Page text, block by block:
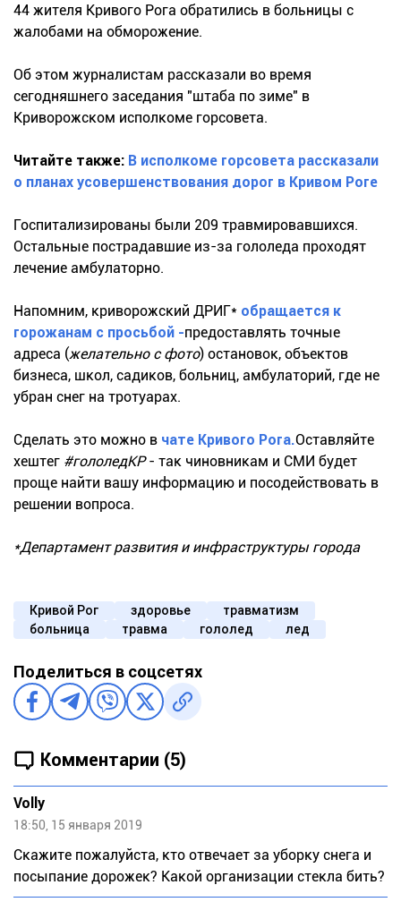
44 жителя Кривого Рога обратились в больницы с
жалобами на обморожение.
Об этом журналистам рассказали во время
сегодняшнего заседания "штаба по зиме" в
Криворожском исполкоме горсовета.
Читайте также: В исполкоме горсовета рассказали
о планах усовершенствования дорог в Кривом Роге
Госпитализированы были 209 травмировавшихся.
Остальные пострадавшие из-за гололеда проходят
лечение амбулаторно.
Напомним, криворожский ДРИГ* обращается к
горожанам с просьбой -предоставлять точные
адреса (желательно с фото) остановок, объектов
бизнеса, школ, садиков, больниц, амбулаторий, где не
убран снег на тротуарах.
Сделать это можно в чате Кривого Рога.Оставляйте
хештег #гололедКР- так чиновникам и СМИ будет
проще найти вашу информацию и посодействовать в
решении вопроса.
*Департамент развития и инфраструктуры города
Кривой Рог здоровье
травматизм
больница
травма гололед лед
Поделиться в соцсетях
Комментарии (5)
Volly
18:50, 15 января 2019
Скажите пожалуйста, кто отвечает за уборку снега и
посыпание дорожек? Какой организации стекла бить?